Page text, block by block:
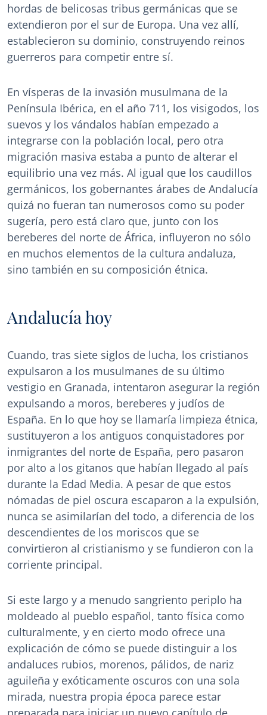
hordas de belicosas tribus germánicas que se
extendieron por el sur de Europa. Una vez allí,
establecieron su dominio, construyendo reinos
guerreros para competir entre sí.
En vísperas de la invasión musulmana de la
Península Ibérica, en el año 711, los visigodos, los
suevos y los vándalos habían empezado a
integrarse con la población local, pero otra
migración masiva estaba a punto de alterar el
equilibrio una vez más. Al igual que los caudillos
germánicos, los gobernantes árabes de Andalucía
quizá no fueran tan numerosos como su poder
sugería, pero está claro que, junto con los
bereberes del norte de África, influyeron no sólo
en muchos elementos de la cultura andaluza,
sino también en su composición étnica.
Andalucía hoy
Cuando, tras siete siglos de lucha, los cristianos
expulsaron a los musulmanes de su último
vestigio en Granada, intentaron asegurar la región
expulsando a moros, bereberes y judíos de
España. En lo que hoy se llamaría limpieza étnica,
sustituyeron a los antiguos conquistadores por
inmigrantes del norte de España, pero pasaron
por alto a los gitanos que habían llegado al país
durante la Edad Media. A pesar de que estos
nómadas de piel oscura escaparon a la expulsión,
nunca se asimilarían del todo, a diferencia de los
descendientes de los moriscos que se
convirtieron al cristianismo y se fundieron con la
corriente principal.
Si este largo y a menudo sangriento periplo ha
moldeado al pueblo español, tanto física como
culturalmente, y en cierto modo ofrece una
explicación de cómo se puede distinguir a los
andaluces rubios, morenos, pálidos, de nariz
aguileña y exóticamente oscuros con una sola
mirada, nuestra propia época parece estar